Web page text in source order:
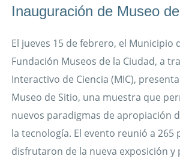
Inauguración de Museo
El jueves 15 de febrero, el Municipio
Fundación Museos de la Ciudad, a
Interactivo de Ciencia (MIC),
Museo de Sitio, una muestra que
nuevos paradigmas de apropiación
la tecnología. El evento reunió a 265
disfrutaron de la nueva exposición